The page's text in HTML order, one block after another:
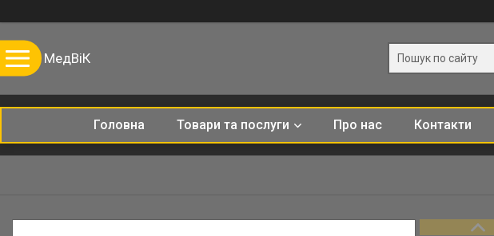
МедВіК
Головна Товари та послуги Про нас Контакти